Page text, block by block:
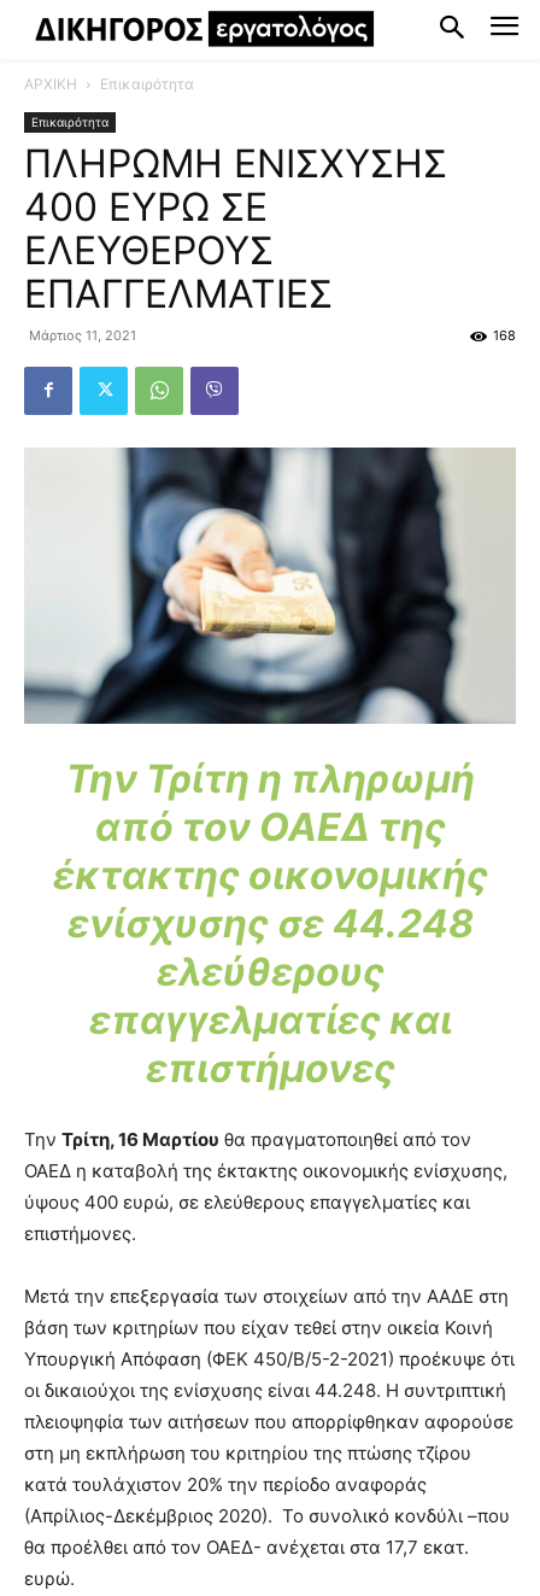
ΑΡΧΙΚΗ Επικαιρότητα
Επικαιρότητα
ΠΛΗΡΩΜΗ ΕΝΙΣΧΥΣΗΣ
400 ΕΥΡΩ ΣΕ
ΕΛΕΥΘΕΡΟΥΣ
ΕΠΑΓΓΕΛΜΑΤΙΕΣ
Μάρτιος 11, 2021 168
Την Τρίτη η πληρωμή
από τον ΟΑΕΔ της
έκτακτης οικονομικής
ενίσχυσης σε 44.248
ελεύθερους
επαγγελματίες και
επιστήμονες
Την Τρίτη, 16 Μαρτίου θα πραγματοποιηθεί από τον
ΟΑΕΔ η καταβολή της έκτακτης οικονομικής ενίσχυσης,
ύψους 400 ευρώ, σε ελεύθερους επαγγελματίες και
επιστήμονες.
Μετά την επεξεργασία των στοιχείων από την ΑΑΔΕ στη
βάση των κριτηρίων που είχαν τεθεί στην οικεία Κοινή
Υπουργική Απόφαση (ΦΕΚ 450/Β/5-2-2021) προέκυψε ότι
οι δικαιούχοι της ενίσχυσης είναι 44.248. Η συντριπτική
πλειοψηφία των αιτήσεων που απορρίφθηκαν αφορούσε
στη μη εκπλήρωση του κριτηρίου της πτώσης τζίρου
κατά τουλάχιστον 20% την περίοδο αναφοράς
(Απρίλιος-Δεκέμβριος 2020). Το συνολικό κονδύλι –που
θα προέλθει από τον ΟΑΕΔ- ανέχεται στα 17,7 εκατ.
ευρώ.